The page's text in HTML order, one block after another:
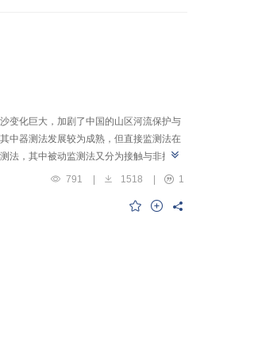
变化巨大，加剧了中国的山区河流保护与
中器测法发展较为成熟，但直接监测法在
法，其中被动监测法又分为接触与非接触
研究的热点及难点。据此，本文指出了
791 | 1518 | 1